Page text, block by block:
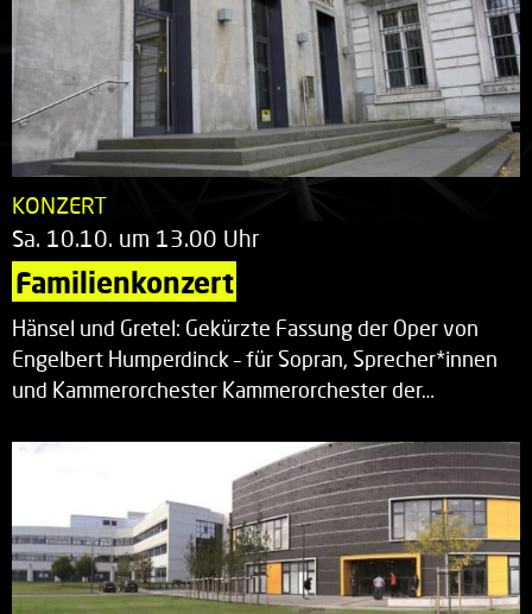
KONZERT
Sa. 10.10. um 13.00 Uhr
Familienkonzert
Hänsel und Gretel: Gekürzte Fassung der Oper von
Engelbert Humperdinck – für Sopran, Sprecher*innen
und Kammerorchester Kammerorchester der…